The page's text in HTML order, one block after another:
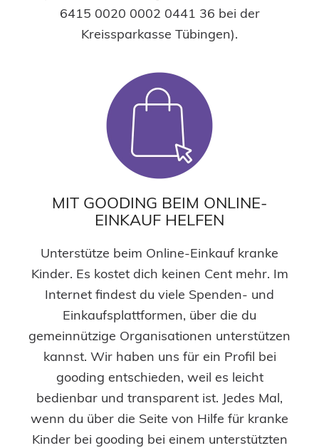
6415 0020 0002 0441 36 bei der
Kreissparkasse Tübingen).
MIT GOODING BEIM ONLINE-
EINKAUF HELFEN
Unterstütze beim Online-Einkauf kranke
Kinder. Es kostet dich keinen Cent mehr. Im
Internet findest du viele Spenden- und
Einkaufsplattformen, über die du
gemeinnützige Organisationen unterstützen
kannst. Wir haben uns für ein Profil bei
gooding entschieden, weil es leicht
bedienbar und transparent ist. Jedes Mal,
wenn du über die Seite von Hilfe für kranke
Kinder bei gooding bei einem unterstützten